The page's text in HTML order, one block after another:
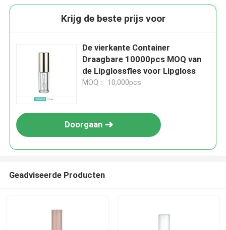
Krijg de beste prijs voor
De vierkante Container
Draagbare 10000pcs MOQ van
de Lipglossfles voor Lipgloss
MOQ： 10,000pcs
Doorgaan
Geadviseerde Producten